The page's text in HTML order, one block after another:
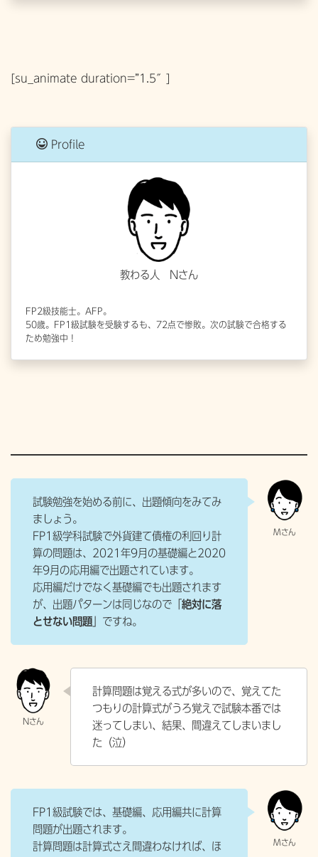
[su_animate duration=”1.5″]
Profile
教わる人 Nさん
FP2級技能士。AFP。
50歳。FP1級試験を受験するも、72点で惨敗。次の試験で合格する
ため勉強中！
[/su_animate]
試験勉強を始める前に、出題傾向をみてみ
ましょう。
FP1級学科試験で外貨建て債権の利回り計
算の問題は、2021年9月の基礎編と2020
年9月の応用編で出題されています。
応用編だけでなく基礎編でも出題されます
が、出題パターンは同じなので「 絶対に落
とせない問題 」ですね。
計算問題は覚える式が多いので、覚えてた
つもりの計算式がうろ覚えで試験本番では
迷ってしまい、結果、間違えてしまいまし
た（泣）
FP1級試験では、基礎編、応用編共に計算
問題が出題されます。
計算問題は計算式さえ間違わなければ、ほ